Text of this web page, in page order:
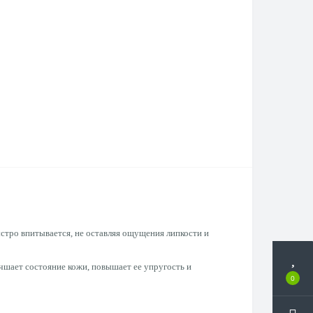
0
впитывается, не оставляя ощущения липкости и
состояние кожи, повышает ее упругость и